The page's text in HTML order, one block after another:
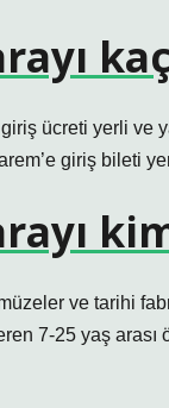
giriş ücreti yerli ve
giriş bileti
ve tarihi
7-25 yaş